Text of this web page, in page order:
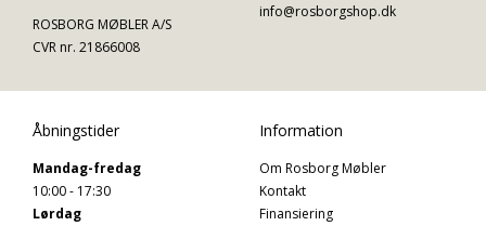
ROSBORG MØBLER A/S
CVR nr. 21866008
info@rosborgshop.dk
Åbningstider
Mandag-fredag
10:00 - 17:30
Lørdag
Information
Om Rosborg Møbler
Kontakt
Finansiering